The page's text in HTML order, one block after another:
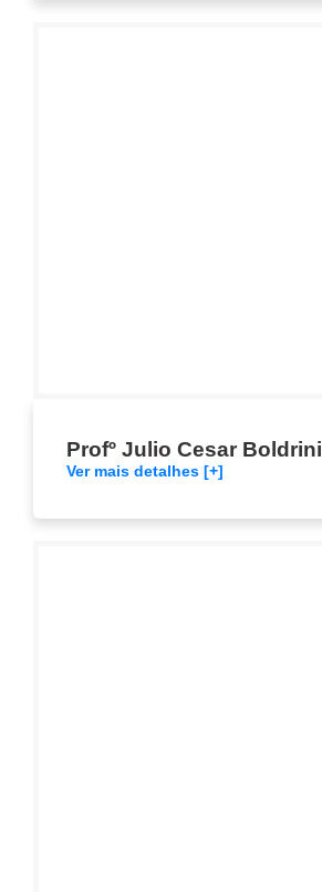
Profº Julio Cesar Boldrini
Ver mais detalhes [+]